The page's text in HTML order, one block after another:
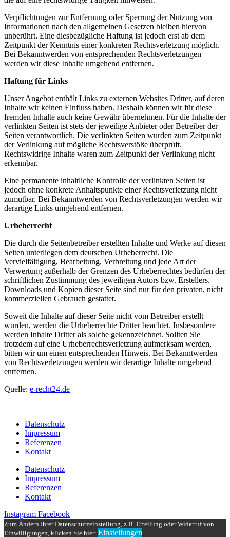
Verpflichtungen zur Entfernung oder Sperrung der Nutzung von
Informationen nach den allgemeinen Gesetzen bleiben hiervon
unberührt. Eine diesbezügliche Haftung ist jedoch erst ab dem
Zeitpunkt der Kenntnis einer konkreten Rechtsverletzung möglich.
Bei Bekanntwerden von entsprechenden Rechtsverletzungen
werden wir diese Inhalte umgehend entfernen.
Haftung für Links
Unser Angebot enthält Links zu externen Websites Dritter, auf deren
Inhalte wir keinen Einfluss haben. Deshalb können wir für diese
fremden Inhalte auch keine Gewähr übernehmen. Für die Inhalte der
verlinkten Seiten ist stets der jeweilige Anbieter oder Betreiber der
Seiten verantwortlich. Die verlinkten Seiten wurden zum Zeitpunkt
der Verlinkung auf mögliche Rechtsverstöße überprüft.
Rechtswidrige Inhalte waren zum Zeitpunkt der Verlinkung nicht
erkennbar.
Eine permanente inhaltliche Kontrolle der verlinkten Seiten ist
jedoch ohne konkrete Anhaltspunkte einer Rechtsverletzung nicht
zumutbar. Bei Bekanntwerden von Rechtsverletzungen werden wir
derartige Links umgehend entfernen.
Urheberrecht
Die durch die Seitenbetreiber erstellten Inhalte und Werke auf diesen
Seiten unterliegen dem deutschen Urheberrecht. Die
Vervielfältigung, Bearbeitung, Verbreitung und jede Art der
Verwertung außerhalb der Grenzen des Urheberrechtes bedürfen der
schriftlichen Zustimmung des jeweiligen Autors bzw. Erstellers.
Downloads und Kopien dieser Seite sind nur für den privaten, nicht
kommerziellen Gebrauch gestattet.
Soweit die Inhalte auf dieser Seite nicht vom Betreiber erstellt
wurden, werden die Urheberrechte Dritter beachtet. Insbesondere
werden Inhalte Dritter als solche gekennzeichnet. Sollten Sie
trotzdem auf eine Urheberrechtsverletzung aufmerksam werden,
bitten wir um einen entsprechenden Hinweis. Bei Bekanntwerden
von Rechtsverletzungen werden wir derartige Inhalte umgehend
entfernen.
Quelle: e-recht24.de
Datenschutz
Impressum
Referenzen
Kontakt
Datenschutz
Impressum
Referenzen
Kontakt
Instagram Facebook
Zum Ändern Ihrer Datenschutzeinstellung, z.B. Erteilung oder Widerruf von
Einwilligungen, klicken Sie hier: Einstellungen